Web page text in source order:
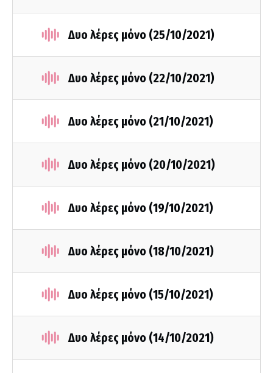
Δυο λέρες μόνο (25/10/2021)
Δυο λέρες μόνο (22/10/2021)
Δυο λέρες μόνο (21/10/2021)
Δυο λέρες μόνο (20/10/2021)
Δυο λέρες μόνο (19/10/2021)
Δυο λέρες μόνο (18/10/2021)
Δυο λέρες μόνο (15/10/2021)
Δυο λέρες μόνο (14/10/2021)